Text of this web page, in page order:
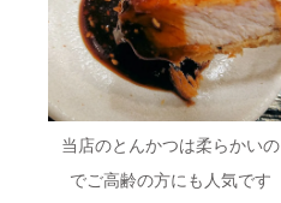
当店のとんかつは柔らかいの
でご高齢の方にも人気です